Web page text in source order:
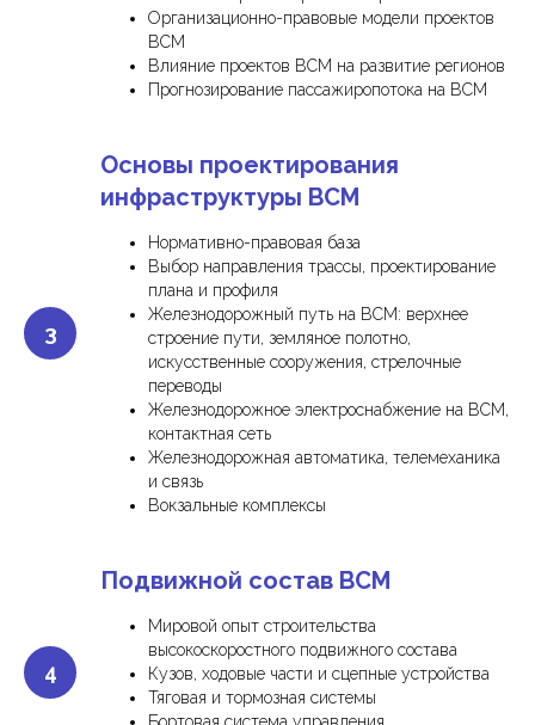
Организационно-правовые модели проектов
ВСМ
Влияние проектов ВСМ на развитие регионов
Прогнозирование пассажиропотока на ВСМ
Основы проектирования
инфраструктуры ВСМ
Нормативно-правовая база
Выбор направления трассы, проектирование
плана и профиля
Железнодорожный путь на ВСМ: верхнее
строение пути, земляное полотно,
искусственные сооружения, стрелочные
переводы
Железнодорожное электроснабжение на ВСМ,
контактная сеть
Железнодорожная автоматика, телемеханика
и связь
Вокзальные комплексы
Подвижной состав ВСМ
Мировой опыт строительства
высокоскоростного подвижного состава
Кузов, ходовые части и сцепные устройства
Тяговая и тормозная системы
Бортовая система управления